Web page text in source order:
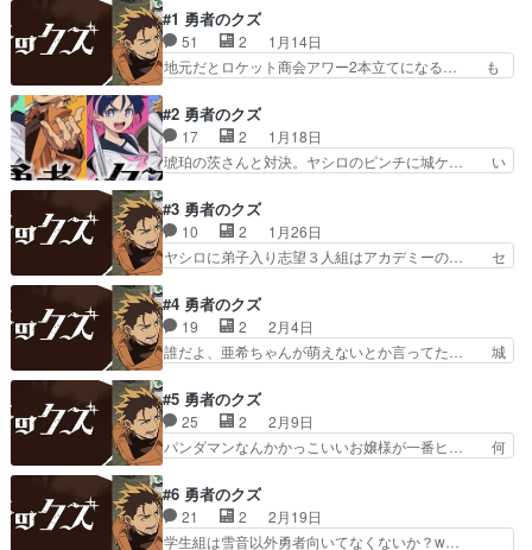
#1 勇者のクズ
51 2
1月14日
地元だとロケット商会アワー2本立てになる… も
ールなんだ、見続けられるかなどうなん… 面白い
と思う、ただ～SilentTrut… 近未来っぽいファン
タジーアクション物かな… 大残業により疲弊して
いるがかわいいと思っ… アウトローやりつつも作
ない印象ですが、… 誰だよ城ケ峰ちゃんをいまい
ち萌えないとか… 色合いがパッと見Dioぽい勇者
の師匠と自…
#2 勇者のクズ
17 2
1月18日
琥珀の茨さんと対決。ヤシロのピンチに城ケ… い
コストをどう抑えるかの見本アニメ普通… 敵地潜
入／戦闘／救出作戦。ヤシロの高速思… みんな何
かしらの異能あって凄い(語彙力)… 設定は理解し
たけど、ただのヤクザ殺すべし… セーラを救出し
ーテル知覚が合わさって終… 今期、ダークホース
というか大作目白押しの… ストレンジフェイク3
話 プリヤからFat…
#3 勇者のクズ
10 2
1月26日
ヤシロに弟子入り志望３人組はアカデミーの… セ
ラの救出作戦も成功しやっと縁が切れる… じょう
がみねも可愛いし、こういう先生系好… ロリ呼ば
わりされてムッとする印堂の愛らし… お互いに助
け・助けられたが、師弟関係は拒… ヤシロとアカ
でいたヤシロのもとに城ヶ峰… 瞬間移動って普通
にめっちゃ強い能力だよね… 印堂雪音にスポット
が当たった今回。ヤシロ…
#4 勇者のクズ
19 2
2月4日
誰だよ、亜希ちゃんが萌えないとか言ってた… 城
ロ＆城ヶ峰コンビ回。城ヶ峰の正義感に… ヤシロ
の能力は初見の相手にも対応しやすい… イシノオ
やっぱりどう考えても一番ヤベェ奴… イシノオか
ら依頼され亜希とおつかいに行く… 正義感のあま
突猛進っぷりがヤバい！正義… 歌舞伎町のクラブ
に潜入。E3じゃなくてE… 亜希のお父さんはヤシ
ロがそこまで言うほど…
#5 勇者のクズ
25 2
2月9日
パンダマンなんかかっこいいお嬢様が一番ヒ… 何
ちゃん、可愛くてお嬢様で不良っぽい… 割と簡単
に殺すとか言うよなこのアニメ。メ… ヤシロさん
セーラのお手伝いの回報酬欲しさ… けっこうダー
#6 勇者のクズ
21 2
2月19日
学生組は雪音以外勇者向いてなくないか？w…